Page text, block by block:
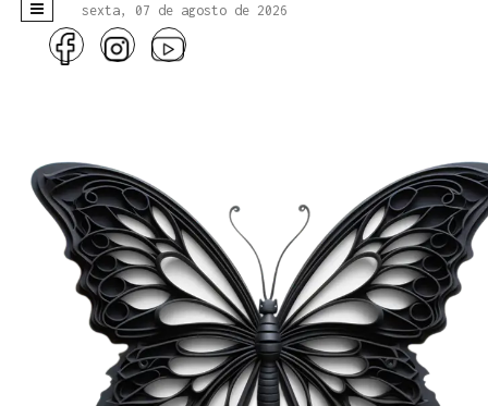
sexta, 07 de agosto de 2026